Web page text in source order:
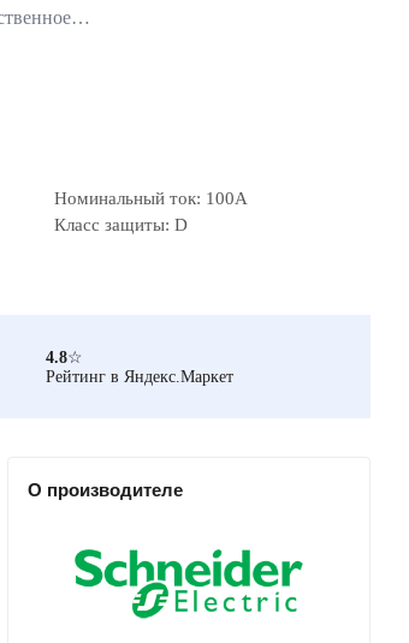
Номинальный ток: 100А
Класс защиты: D
4.8☆
Рейтинг в Яндекс.Маркет
О производителе